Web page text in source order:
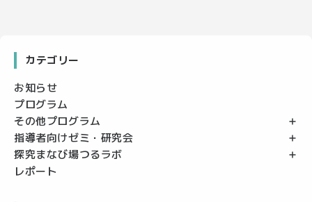
カテゴリー
お知らせ
プログラム
その他プログラム
指導者向けゼミ・研究会
探究まなび場つるラボ
レポート